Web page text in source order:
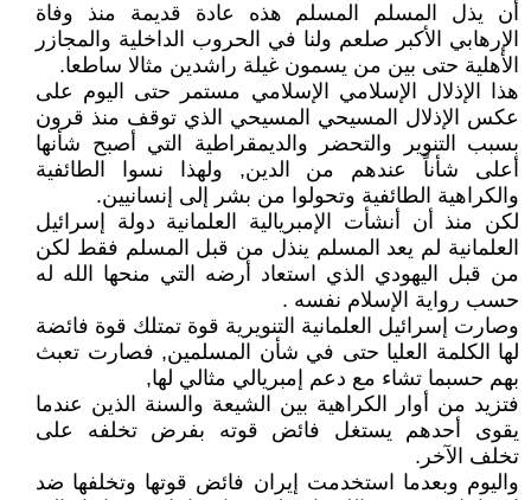
أن يذل المسلم المسلم هذه عادة قديمة منذ وفاة
الإرهابي الأكبر صلعم ولنا في الحروب الداخلية والمجازر
الأهلية حتى بين من يسمون غيلة راشدين مثالا ساطعا.
هذا الإذلال الإسلامي الإسلامي مستمر حتى اليوم على
عكس الإذلال المسيحي المسيحي الذي توقف منذ قرون
بسبب التنوير والتحضر والديمقراطية التي أصبح شأنها
أعلى شأناً عندهم من الدين, ولهذا نسوا الطائفية
والكراهية الطائفية وتحولوا من بشر إلى إنسانيين.
لكن منذ أن أنشأت الإمبريالية العلمانية دولة إسرائيل
العلمانية لم يعد المسلم ينذل من قبل المسلم فقط لكن
من قبل اليهودي الذي استعاد أرضه التي منحها الله له
حسب رواية الإسلام نفسه .
وصارت إسرائيل العلمانية التنويرية قوة تمتلك قوة فائضة
لها الكلمة العليا حتى في شأن المسلمين, فصارت تعبث
بهم حسبما تشاء مع دعم إمبريالي مثالي لها,
فتزيد من أوار الكراهية بين الشيعة والسنة الذين عندما
يقوى أحدهم يستغل فائض قوته بفرض تخلفه على
تخلف الآخر.
واليوم وبعدما استخدمت إيران فائض قوتها وتخلفها ضد